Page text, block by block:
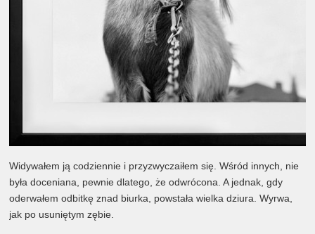
Widywałem ją codziennie i przyzwyczaiłem się. Wśród innych, nie
była doceniana, pewnie dlatego, że odwrócona. A jednak, gdy
oderwałem odbitkę znad biurka, powstała wielka dziura. Wyrwa,
jak po usuniętym zębie.